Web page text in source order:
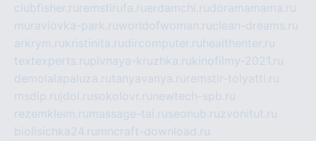
clubfisher.ru remstirufa.ruerdamchi.rudoramamama.ru
muraviovka-park.ruworldofwoman.ruclean-dreams.ru
arkrym.rukristinita.rudircomputer.ru healthenter.ru
textexperts.rupivnaya-kruzhka.rukinofilmy-2021.ru
demolalapaluza.rutanyavanya.ru remstir-tolyatti.ru
msdip.ru jdol.rusokolovr.ru newtech-spb.ru
rezemkleim.ru massage-tai.ruseonub.ruzvonitut.ru
biolisichka24.ru mncraft-download.ru